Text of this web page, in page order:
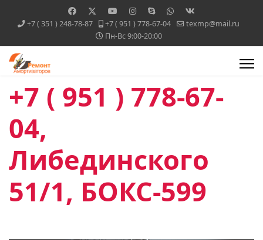
+7 ( 351 ) 248-78-87 +7 ( 951 ) 778-67-04
texmp@mail.ru
Пн-Вс 9:00-20:00
+7 ( 951 ) 778-67-
04,
Либединского
51/1, БОКС-599